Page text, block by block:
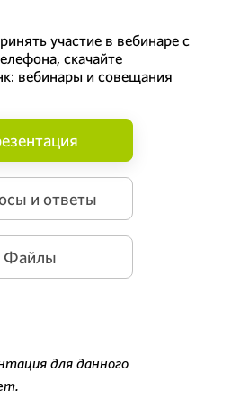
участие в вебинаре с
скачайте
вебинары и совещания
и ответы
Файлы
для данного